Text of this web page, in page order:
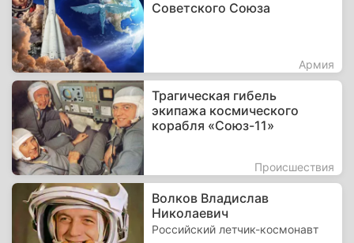
Советского Союза
Армия
Трагическая гибель
экипажа космического
корабля «Союз-11»
Происшествия
Волков Владислав
Николаевич
Российский летчик-космонавт